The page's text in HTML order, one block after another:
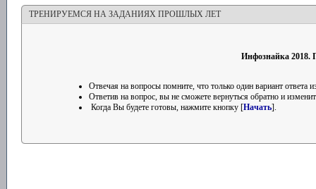
ТРЕНИРУЕМСЯ НА ЗАДАНИЯХ ПРОШЛЫХ ЛЕТ
Инфознайка 2018.
Отвечая на вопросы помните, что только один вариант ответа
Ответив на вопрос, вы не сможете вернуться обратно и
Когда Вы будете готовы, нажмите кнопку [Начать].